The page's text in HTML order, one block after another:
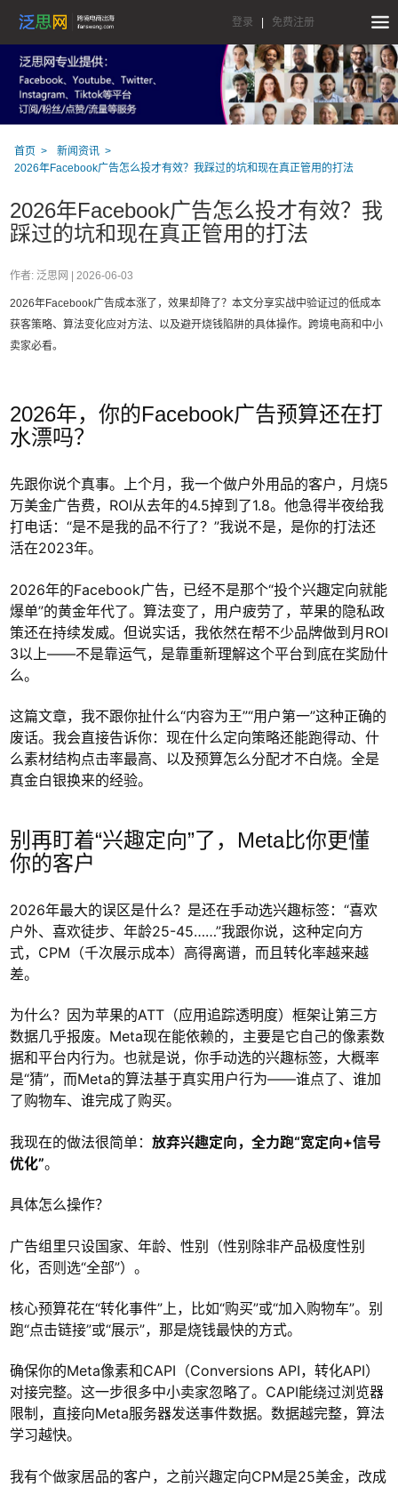
登录 免费注册
首页
新闻资讯
2026年Facebook广告怎么投才有效？我踩过的坑和现在真正管用的打法
2026年Facebook广告怎么投才有效？我
踩过的坑和现在真正管用的打法
作者: 泛思网 | 2026-06-03
2026年Facebook广告成本涨了，效果却降了？本文分享实战中验证过的低成本
获客策略、算法变化应对方法、以及避开烧钱陷阱的具体操作。跨境电商和中小
卖家必看。
2026年，你的Facebook广告预算还在打
水漂吗？
先跟你说个真事。上个月，我一个做户外用品的客户，月烧5
万美金广告费，ROI从去年的4.5掉到了1.8。他急得半夜给我
打电话：“是不是我的品不行了？”我说不是，是你的打法还
活在2023年。
2026年的Facebook广告，已经不是那个“投个兴趣定向就能
爆单”的黄金年代了。算法变了，用户疲劳了，苹果的隐私政
策还在持续发威。但说实话，我依然在帮不少品牌做到月ROI
3以上——不是靠运气，是靠重新理解这个平台到底在奖励什
么。
这篇文章，我不跟你扯什么“内容为王”“用户第一”这种正确的
废话。我会直接告诉你：现在什么定向策略还能跑得动、什
么素材结构点击率最高、以及预算怎么分配才不白烧。全是
真金白银换来的经验。
别再盯着“兴趣定向”了，Meta比你更懂
你的客户
2026年最大的误区是什么？是还在手动选兴趣标签：“喜欢
户外、喜欢徒步、年龄25-45……”我跟你说，这种定向方
式，CPM（千次展示成本）高得离谱，而且转化率越来越
差。
为什么？因为苹果的ATT（应用追踪透明度）框架让第三方
数据几乎报废。Meta现在能依赖的，主要是它自己的像素数
据和平台内行为。也就是说，你手动选的兴趣标签，大概率
是“猜”，而Meta的算法基于真实用户行为——谁点了、谁加
了购物车、谁完成了购买。
我现在的做法很简单： 放弃兴趣定向，全力跑“宽定向+信号
优化”。
具体怎么操作？
广告组里只设国家、年龄、性别（性别除非产品极度性别
化，否则选“全部”）。
核心预算花在“转化事件”上，比如“购买”或“加入购物车”。别
跑“点击链接”或“展示”，那是烧钱最快的方式。
确保你的Meta像素和CAPI（Conversions API，转化API）
对接完整。这一步很多中小卖家忽略了。CAPI能绕过浏览器
限制，直接向Meta服务器发送事件数据。数据越完整，算法
学习越快。
我有个做家居品的客户，之前兴趣定向CPM是25美金，改成